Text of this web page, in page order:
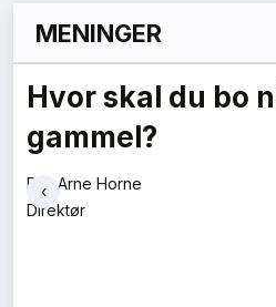
MENINGER
Skal dagslys bli
i boligmarkedet?
Helga Iselin Wåseth og Veronika
Fagansvarlig og førsteamanuensis
‹